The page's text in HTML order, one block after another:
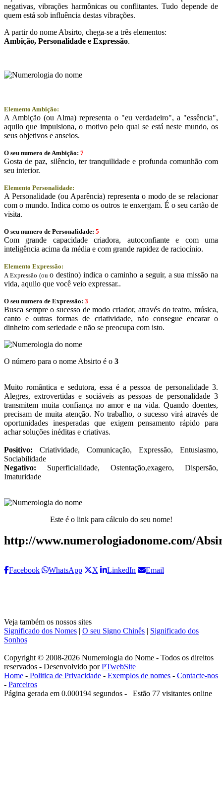
negativas, vibrações harmônicas ou conflitantes. Tudo depende de
quem está sob influência destas vibrações.
A partir do nome Absirto, chega-se a três elementos:
Ambição, Personalidade e Expressão.
Elemento Ambição:
A Ambição (ou Alma) representa o "eu verdadeiro", a "essência",
aquilo que impulsiona, o motivo pelo qual se está neste mundo, os
seus objetivos e anseios.
O seu numero de Ambição: 7
Gosta de paz, silêncio, ter tranquilidade e profunda comunhão com
seu interior.
Elemento Personalidade:
A Personalidade (ou Aparência) representa o modo de se relacionar
com o mundo. Indica como os outros te enxergam. É o seu cartão de
visita.
O seu numero de Personalidade: 5
Com grande capacidade criadora, autoconfiante e com uma
inteligência acima da média e com grande rapidez de raciocínio.
Elemento Expressão:
A Expressão (ouo destino) indica o caminho a seguir, a sua missão na
vida, aquilo que você veio expressar..
O seu numero de Expressão: 3
Busca sempre o sucesso de modo criador, através do teatro, música,
canto e outras formas de criatividade, não consegue encarar o
dinheiro com seriedade e não se preocupa com isto.
O número para o nome Absirto é o 3
Muito romântica e sedutora, essa é a pessoa de personalidade 3.
Alegres, extrovertidas e sociáveis as pessoas de personalidade 3
transmitem muita confiança no amor e na vida. Quando doentes,
precisam de muita atenção. No trabalho, o sucesso virá através de
oportunidades inesperadas que exigem pensamento rápido para
achar soluções inéditas e criativas.
Positivo: Criatividade, Comunicação, Expressão, Entusiasmo,
Sociabilidade
Negativo: Superficialidade, Ostentação,exagero, Dispersão,
Imaturidade
Este é o link para cálculo do seu nome!
http://www.numerologiadonome.com/
Facebook WhatsApp X LinkedIn Email
Veja também os nossos sites
Significado dos Nomes
O seu Signo Chinês
Significado dos
Sonhos
Copyright © 2008-2026 Numerologia do Nome - Todos os direitos
reservados - Desenvolvido porPTwebSite
Home - Politica de Privacidade - Exemplos de nomes - Contacte-nos
- Parceiros
Página gerada em 0.000194 segundos - Estão 77 visitantes online